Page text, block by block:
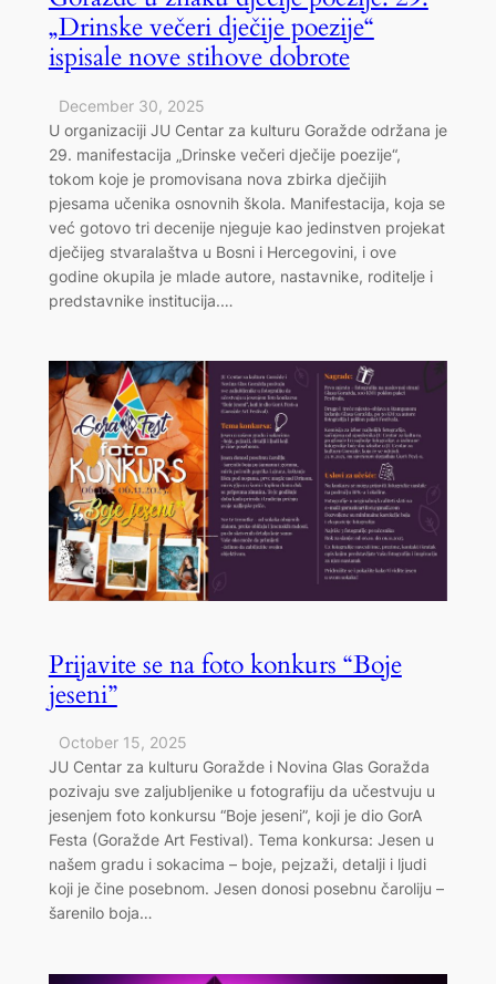
„Drinske večeri dječije poezije“
ispisale nove stihove dobrote
December 30, 2025
U organizaciji JU Centar za kulturu Goražde održana je
29. manifestacija „Drinske večeri dječije poezije“,
tokom koje je promovisana nova zbirka dječijih
pjesama učenika osnovnih škola. Manifestacija, koja se
već gotovo tri decenije njeguje kao jedinstven projekat
dječijeg stvaralaštva u Bosni i Hercegovini, i ove
godine okupila je mlade autore, nastavnike, roditelje i
predstavnike institucija.…
Prijavite se na foto konkurs “Boje
jeseni”
October 15, 2025
JU Centar za kulturu Goražde i Novina Glas Goražda
pozivaju sve zaljubljenike u fotografiju da učestvuju u
jesenjem foto konkursu “Boje jeseni”, koji je dio GorA
Festa (Goražde Art Festival). Tema konkursa: Jesen u
našem gradu i sokacima – boje, pejzaži, detalji i ljudi
koji je čine posebnom. Jesen donosi posebnu čaroliju –
šarenilo boja…